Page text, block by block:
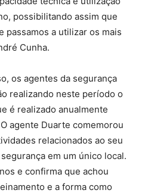
possibilitando assim que
passamos a utilizar os mais
Cunha.
os agentes da segurança
realizando neste período o
é realizado anualmente
agente Duarte comemorou
relacionados ao seu
em um único local.
e confirma que achou
e a forma como